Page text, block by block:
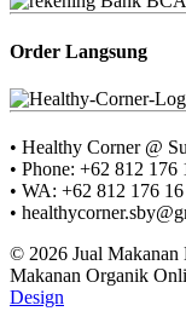
Order Langsung
• Healthy Corner @
• Phone: +62 812 176
• WA: +62 812 176
•
© 2026 Jual Makanan
Makanan Organik
Design